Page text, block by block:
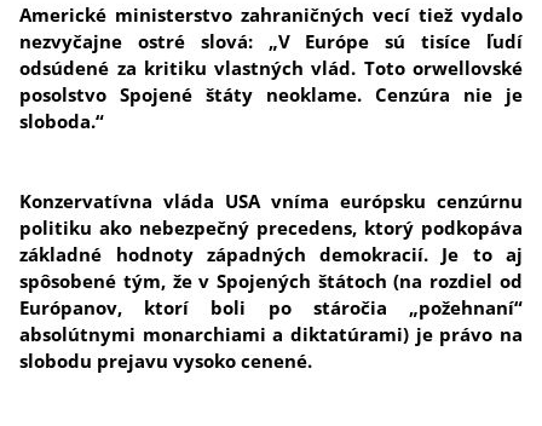
Americké ministerstvo zahraničných vecí tiež vydalo
nezvyčajne ostré slová: „V Európe sú tisíce ľudí
odsúdené za kritiku vlastných vlád. Toto orwellovské
posolstvo Spojené štáty neoklame. Cenzúra nie je
sloboda.“
Konzervatívna vláda USA vníma európsku cenzúrnu
politiku ako nebezpečný precedens, ktorý podkopáva
základné hodnoty západných demokracií. Je to aj
spôsobené tým, že v Spojených štátoch (na rozdiel od
Európanov, ktorí boli po stáročia „požehnaní“
absolútnymi monarchiami a diktatúrami) je právo na
slobodu prejavu vysoko cenené.